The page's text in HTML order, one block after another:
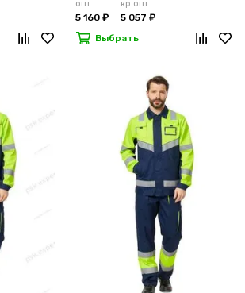
опт
5 160 ₽
кр.опт
5 057 ₽
Выбрать